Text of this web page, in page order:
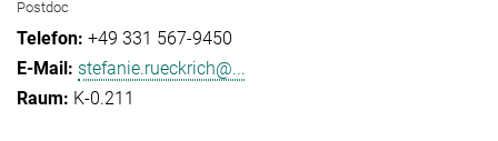
Postdoc
+49 331 567-9450
stefanie.rueckrich@...
K-0.211